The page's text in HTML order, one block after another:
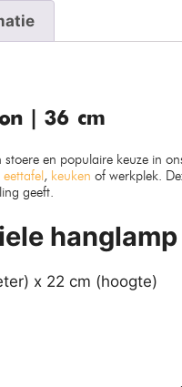
| 36 cm
en populaire keuze in
, keuken of werkplek.
geeft.
x 22 cm (hoogte)